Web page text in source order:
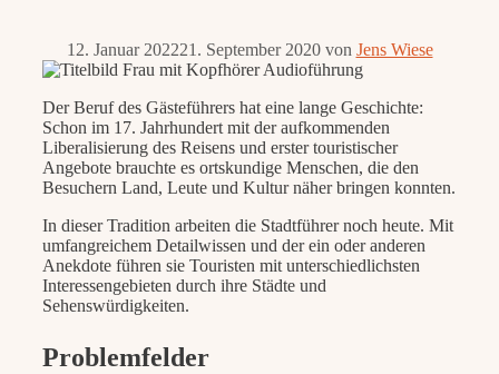
12. Januar 202221. September 2020 von Jens Wiese
Der Beruf des Gästeführers hat eine lange Geschichte:
Schon im 17. Jahrhundert mit der aufkommenden
Liberalisierung des Reisens und erster touristischer
Angebote brauchte es ortskundige Menschen, die den
Besuchern Land, Leute und Kultur näher bringen konnten.
In dieser Tradition arbeiten die Stadtführer noch heute. Mit
umfangreichem Detailwissen und der ein oder anderen
Anekdote führen sie Touristen mit unterschiedlichsten
Interessengebieten durch ihre Städte und
Sehenswürdigkeiten.
Problemfelder